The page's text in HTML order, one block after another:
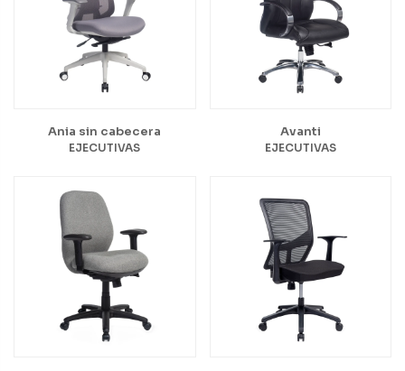
Ania sin cabecera
EJECUTIVAS
Avanti
EJECUTIVAS